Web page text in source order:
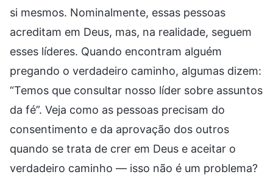
si mesmos. Nominalmente, essas pessoas
acreditam em Deus, mas, na realidade, seguem
esses líderes. Quando encontram alguém
pregando o verdadeiro caminho, algumas dizem:
“Temos que consultar nosso líder sobre assuntos
da fé”. Veja como as pessoas precisam do
consentimento e da aprovação dos outros
quando se trata de crer em Deus e aceitar o
verdadeiro caminho — isso não é um problema?